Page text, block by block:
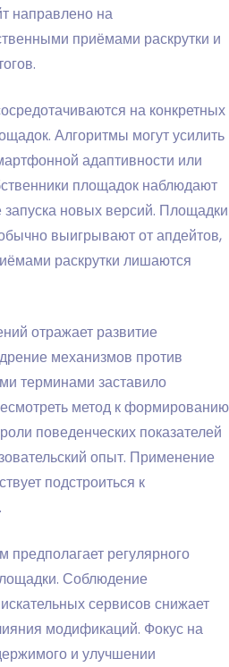
направлено на
приёмами раскрутки и
на конкретных
Алгоритмы могут усилить
адаптивности или
площадок наблюдают
новых версий. Площадки
выигрывают от апдейтов,
раскрутки лишаются
отражает развитие
механизмов против
терминами заставило
метод к формированию
поведенческих показателей
опыт. Применение
подстроиться к
предполагает регулярного
Соблюдение
сервисов снижает
модификаций. Фокус на
и улучшении